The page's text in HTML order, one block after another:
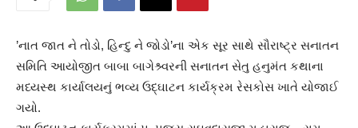
’નાત જાત ને તોડો, હિન્દુ ને જોડો’ના એક સૂર સાથે સૌરાષ્ટ્ર સનાતન
સમિતિ આયોજીત બાબા બાગેશ્ર્વરની સનાતન સેતુ હનુમંત કથાના
મધ્યસ્થ કાર્યાલયનું ભવ્ય ઉદ્ઘાટન કાર્યક્રમ રેસકોસ ખાતે યોજાઈ
ગયો.